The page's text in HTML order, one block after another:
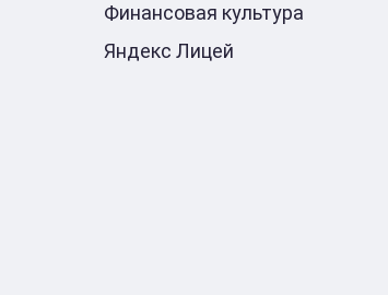
Финансовая культура
Яндекс Лицей